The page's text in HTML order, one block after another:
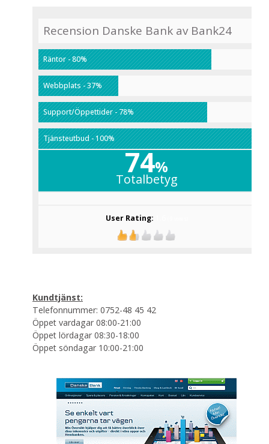
Recension Danske Bank av Bank24
Räntor - 80%
Webbplats - 37%
Support/Öppettider - 78%
Tjänsteutbud - 100%
74%
Totalbetyg
User Rating:
Kundtjänst:
Telefonnummer: 0752-48 45 42
Öppet vardagar 08:00-21:00
Öppet lördagar 08:30-18:00
Öppet söndagar 10:00-21:00